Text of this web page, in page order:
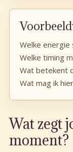
Welke energie
Welke timing
Wat betekent
Wat mag ik
Wat zegt
moment?